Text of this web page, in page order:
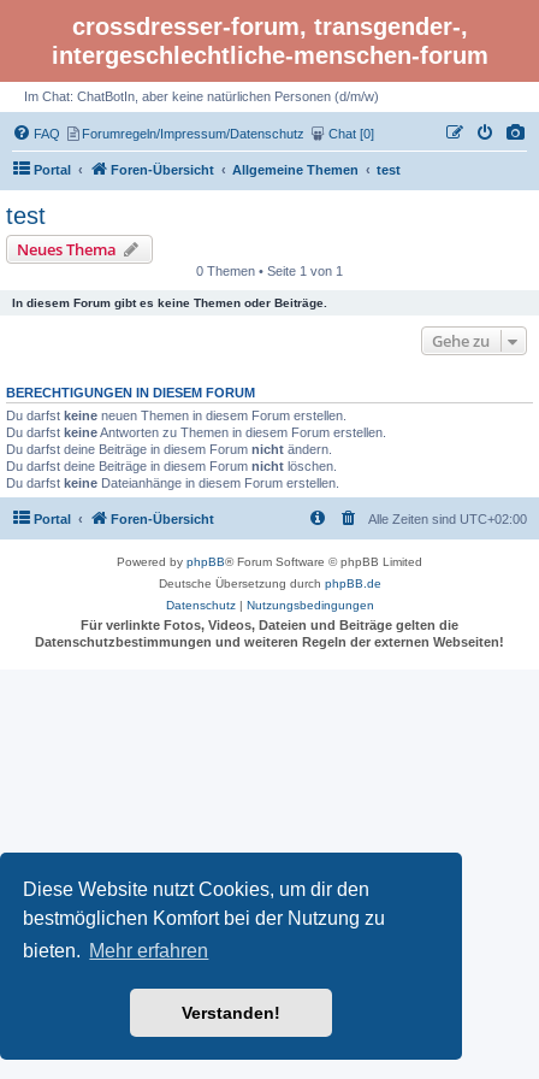
Diese Website nutzt Cookies, um dir den
bestmöglichen Komfort bei der Nutzung zu
bieten. Mehr erfahren
Verstanden!
crossdresser-forum, transgender-,
intergeschlechtliche-menschen-forum
Im Chat: ChatBotIn, aber keine natürlichen Personen (d/m/w)
FAQ Forumregeln/Impressum/Datenschutz Chat [0]
Portal Foren-Übersicht Allgemeine Themen test
test
Neues Thema
0 Themen • Seite 1 von 1
In diesem Forum gibt es keine Themen oder Beiträge.
Gehe zu
BERECHTIGUNGEN IN DIESEM FORUM
Du darfst keine neuen Themen in diesem Forum erstellen.
Du darfst keineAntworten zu Themen in diesem Forum erstellen.
Du darfst deine Beiträge in diesem Forum nicht ändern.
Du darfst deine Beiträge in diesem Forum nicht löschen.
Du darfst keine Dateianhänge in diesem Forum erstellen.
Portal Foren-Übersicht Alle Zeiten sind UTC+02:00
Powered by phpBB® Forum Software © phpBB Limited
Deutsche Übersetzung durch phpBB.de
Datenschutz| Nutzungsbedingungen
Für verlinkte Fotos, Videos, Dateien und Beiträge gelten die
Datenschutzbestimmungen und weiteren Regeln der externen Webseiten!